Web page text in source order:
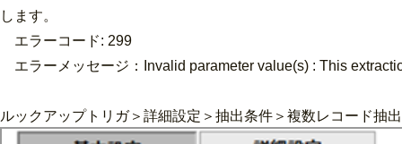
します。
エラーコード: 299
エラーメッセージ：Invalid parameter value(s) : This
ルックアップトリガ＞詳細設定＞抽出条件＞複数レコード抽